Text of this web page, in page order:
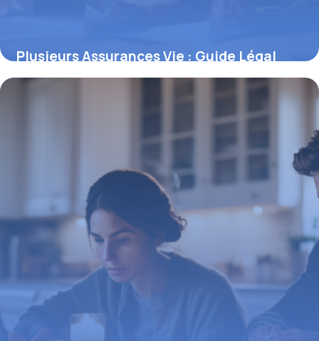
Plusieurs Assurances Vie : Guide Légal
2026